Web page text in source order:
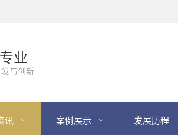
业
与创新
讯 案例展示 发展历程